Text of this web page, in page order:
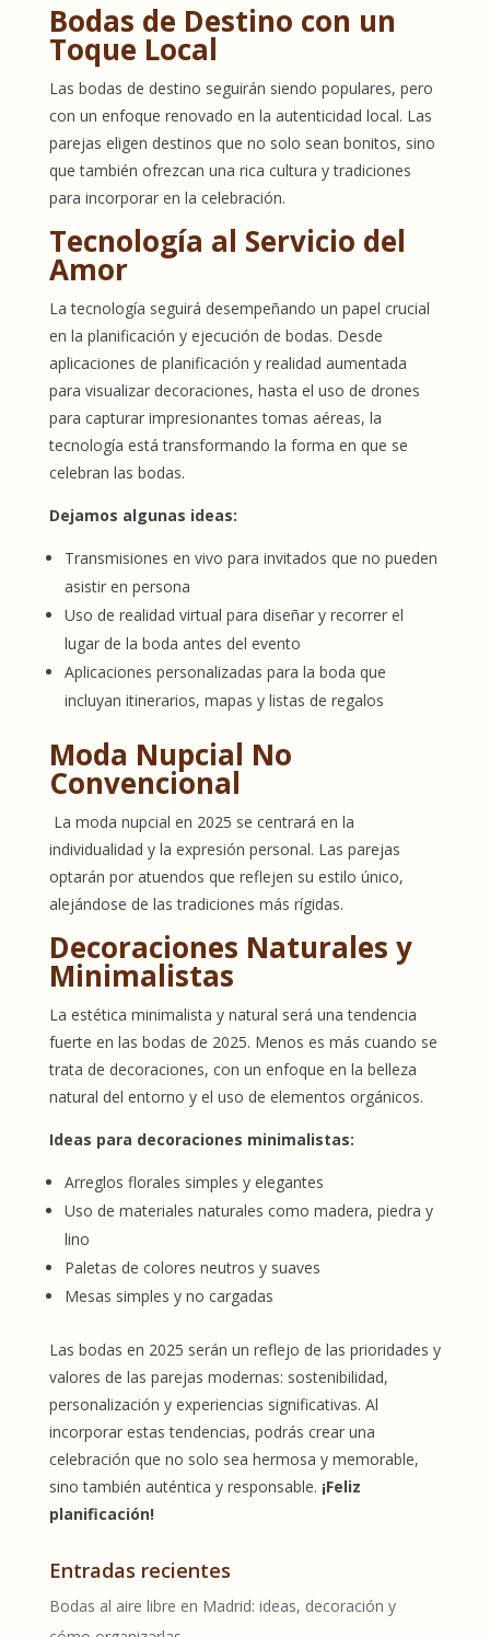
Bodas de Destino con un
Toque Local
Las bodas de destino seguirán siendo populares, pero
con un enfoque renovado en la autenticidad local. Las
parejas eligen destinos que no solo sean bonitos, sino
que también ofrezcan una rica cultura y tradiciones
para incorporar en la celebración.
Tecnología al Servicio del
Amor
La tecnología seguirá desempeñando un papel crucial
en la planificación y ejecución de bodas. Desde
aplicaciones de planificación y realidad aumentada
para visualizar decoraciones, hasta el uso de drones
para capturar impresionantes tomas aéreas, la
tecnología está transformando la forma en que se
celebran las bodas.
Dejamos algunas ideas:
Transmisiones en vivo para invitados que no pueden
asistir en persona
Uso de realidad virtual para diseñar y recorrer el
lugar de la boda antes del evento
Aplicaciones personalizadas para la boda que
incluyan itinerarios, mapas y listas de regalos
Moda Nupcial No
Convencional
La moda nupcial en 2025 se centrará en la
individualidad y la expresión personal. Las parejas
optarán por atuendos que reflejen su estilo único,
alejándose de las tradiciones más rígidas.
Decoraciones Naturales y
Minimalistas
La estética minimalista y natural será una tendencia
fuerte en las bodas de 2025. Menos es más cuando se
trata de decoraciones, con un enfoque en la belleza
natural del entorno y el uso de elementos orgánicos.
Ideas para decoraciones minimalistas:
Arreglos florales simples y elegantes
Uso de materiales naturales como madera, piedra y
lino
Paletas de colores neutros y suaves
Mesas simples y no cargadas
Las bodas en 2025 serán un reflejo de las prioridades y
valores de las parejas modernas: sostenibilidad,
personalización y experiencias significativas. Al
incorporar estas tendencias, podrás crear una
celebración que no solo sea hermosa y memorable,
sino también auténtica y responsable. ¡Feliz
planificación!
Entradas recientes
Bodas al aire libre en Madrid: ideas, decoración y